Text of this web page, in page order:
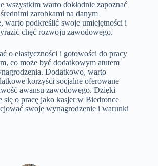
wszystkim warto dokładnie zapoznać
zarobkami na danym
warto podkreślić swoje umiejętności i
chęć rozwoju zawodowego.
o elastyczności i gotowości do pracy
co może być dodatkowym atutem
Dodatkowo, warto
korzyści socjalne oferowane
awansu zawodowego. Dzięki
się o pracę jako kasjer w Biedronce
swoje wynagrodzenie i warunki